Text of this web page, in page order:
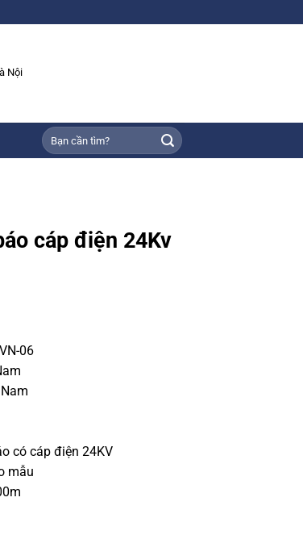
Nội
Tìm
kiếm:
cáp điện 24Kv
06
có cáp điện 24KV
mẫu
24Kv các loại số lượng